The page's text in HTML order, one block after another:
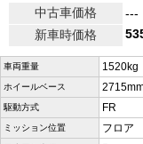
中古車価格
---
新車時価格
車両重量 1520kg
ホイールベース
駆動方式 FR
ミッション位置 フロア